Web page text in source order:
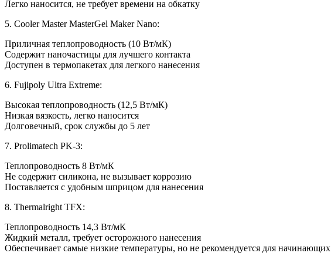
Легко наносится, не требует времени на обкатку
5. Cooler Master MasterGel Maker Nano:
Приличная теплопроводность (10 Вт/мК)
Содержит наночастицы для лучшего контакта
Доступен в термопакетах для легкого нанесения
6. Fujipoly Ultra Extreme:
Высокая теплопроводность (12,5 Вт/мК)
Низкая вязкость, легко наносится
Долговечный, срок службы до 5 лет
7. Prolimatech PK-3:
Теплопроводность 8 Вт/мК
Не содержит силикона, не вызывает коррозию
Поставляется с удобным шприцом для нанесения
8. Thermalright TFX:
Теплопроводность 14,3 Вт/мК
Жидкий металл, требует осторожного нанесения
Обеспечивает самые низкие температуры, но не рекомендуется для начинающих